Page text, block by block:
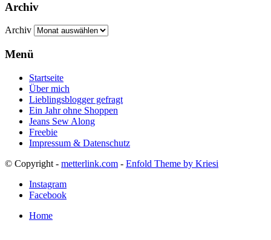
Archiv
Archiv
Menü
Startseite
Über mich
Lieblingsblogger gefragt
Ein Jahr ohne Shoppen
Jeans Sew Along
Freebie
Impressum & Datenschutz
© Copyright - metterlink.com - Enfold Theme by Kriesi
Instagram
Facebook
Home